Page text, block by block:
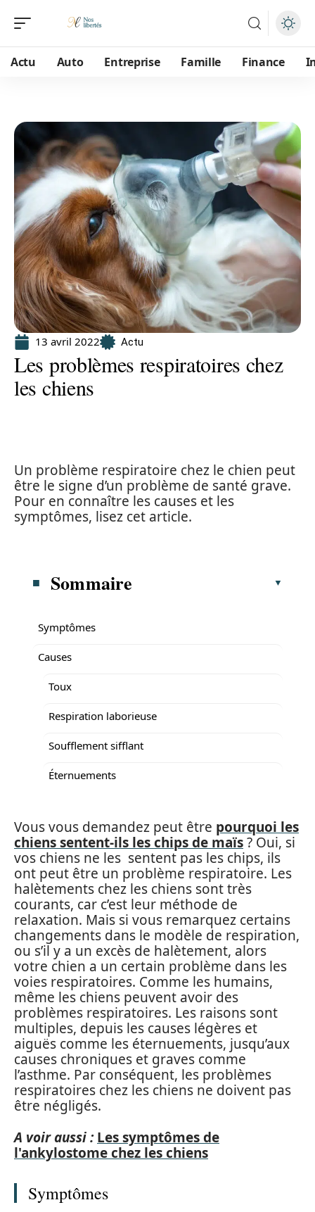
Actu Auto Entreprise Famille Finance
13 avril 2022 Actu
Les problèmes respiratoires chez
les chiens
Un problème respiratoire chez le chien peut
être le signe d’un problème de santé grave.
Pour en connaître les causes et les
symptômes, lisez cet article.
Sommaire
Symptômes
Causes
Toux
Respiration laborieuse
Soufflement sifflant
Éternuements
Vous vous demandez peut être pourquoi les
chiens sentent-ils les chips de maïs? Oui, si
vos chiens ne les sentent pas les chips, ils
ont peut être un problème respiratoire. Les
halètements chez les chiens sont très
courants, car c’est leur méthode de
relaxation. Mais si vous remarquez certains
changements dans le modèle de respiration,
ou s’il y a un excès de halètement, alors
votre chien a un certain problème dans les
voies respiratoires. Comme les humains,
même les chiens peuvent avoir des
problèmes respiratoires. Les raisons sont
multiples, depuis les causes légères et
aiguës comme les éternuements, jusqu’aux
causes chroniques et graves comme
l’asthme. Par conséquent, les problèmes
respiratoires chez les chiens ne doivent pas
être négligés.
A voir aussi : Les symptômes de
l'ankylostome chez les chiens
Symptômes